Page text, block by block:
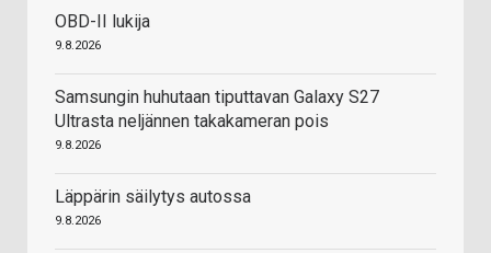
OBD-II lukija
9.8.2026
Samsungin huhutaan tiputtavan Galaxy S27
Ultrasta neljännen takakameran pois
9.8.2026
Läppärin säilytys autossa
9.8.2026